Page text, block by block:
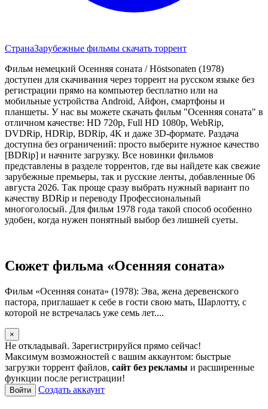
СтранаЗарубежные фильмы скачать торрент
Фильм немецкий Осенняя соната / Höstsonaten (1978)
доступен для скачивания через торрент на русском языке без
регистрации прямо на компьютер бесплатно или на
мобильные устройства Android, Айфон, смартфоны и
планшеты. У нас вы можете скачать фильм "Осенняя соната" в
отличном качестве: HD 720p, Full HD 1080p, WebRip,
DVDRip, HDRip, BDRip, 4K и даже 3D-формате. Раздача
доступна без ограничений: просто выберите нужное качество
[BDRip] и начните загрузку. Все новинки фильмов
представлены в разделе торрентов, где вы найдете как свежие
зарубежные премьеры, так и русские ленты, добавленные 06
августа 2026. Так проще сразу выбрать нужный вариант по
качеству BDRip и переводу Профессиональный
многоголосый. Для фильм 1978 года такой способ особенно
удобен, когда нужен понятный выбор без лишней суеты.
Сюжет фильма «Осенняя соната»
Фильм «Осенняя соната» (1978): Эва, жена деревенского
пастора, приглашает к себе в гости свою мать, Шарлотту, с
которой не встречалась уже семь лет....
×
Не откладывай. Зарегистрируйся прямо сейчас!
Максимум возможностей с вашим аккаунтом: быстрые
загрузки торрент файлов, сайт без рекламы и расширенные
функции после регистрации!
Войти Создать аккаунт